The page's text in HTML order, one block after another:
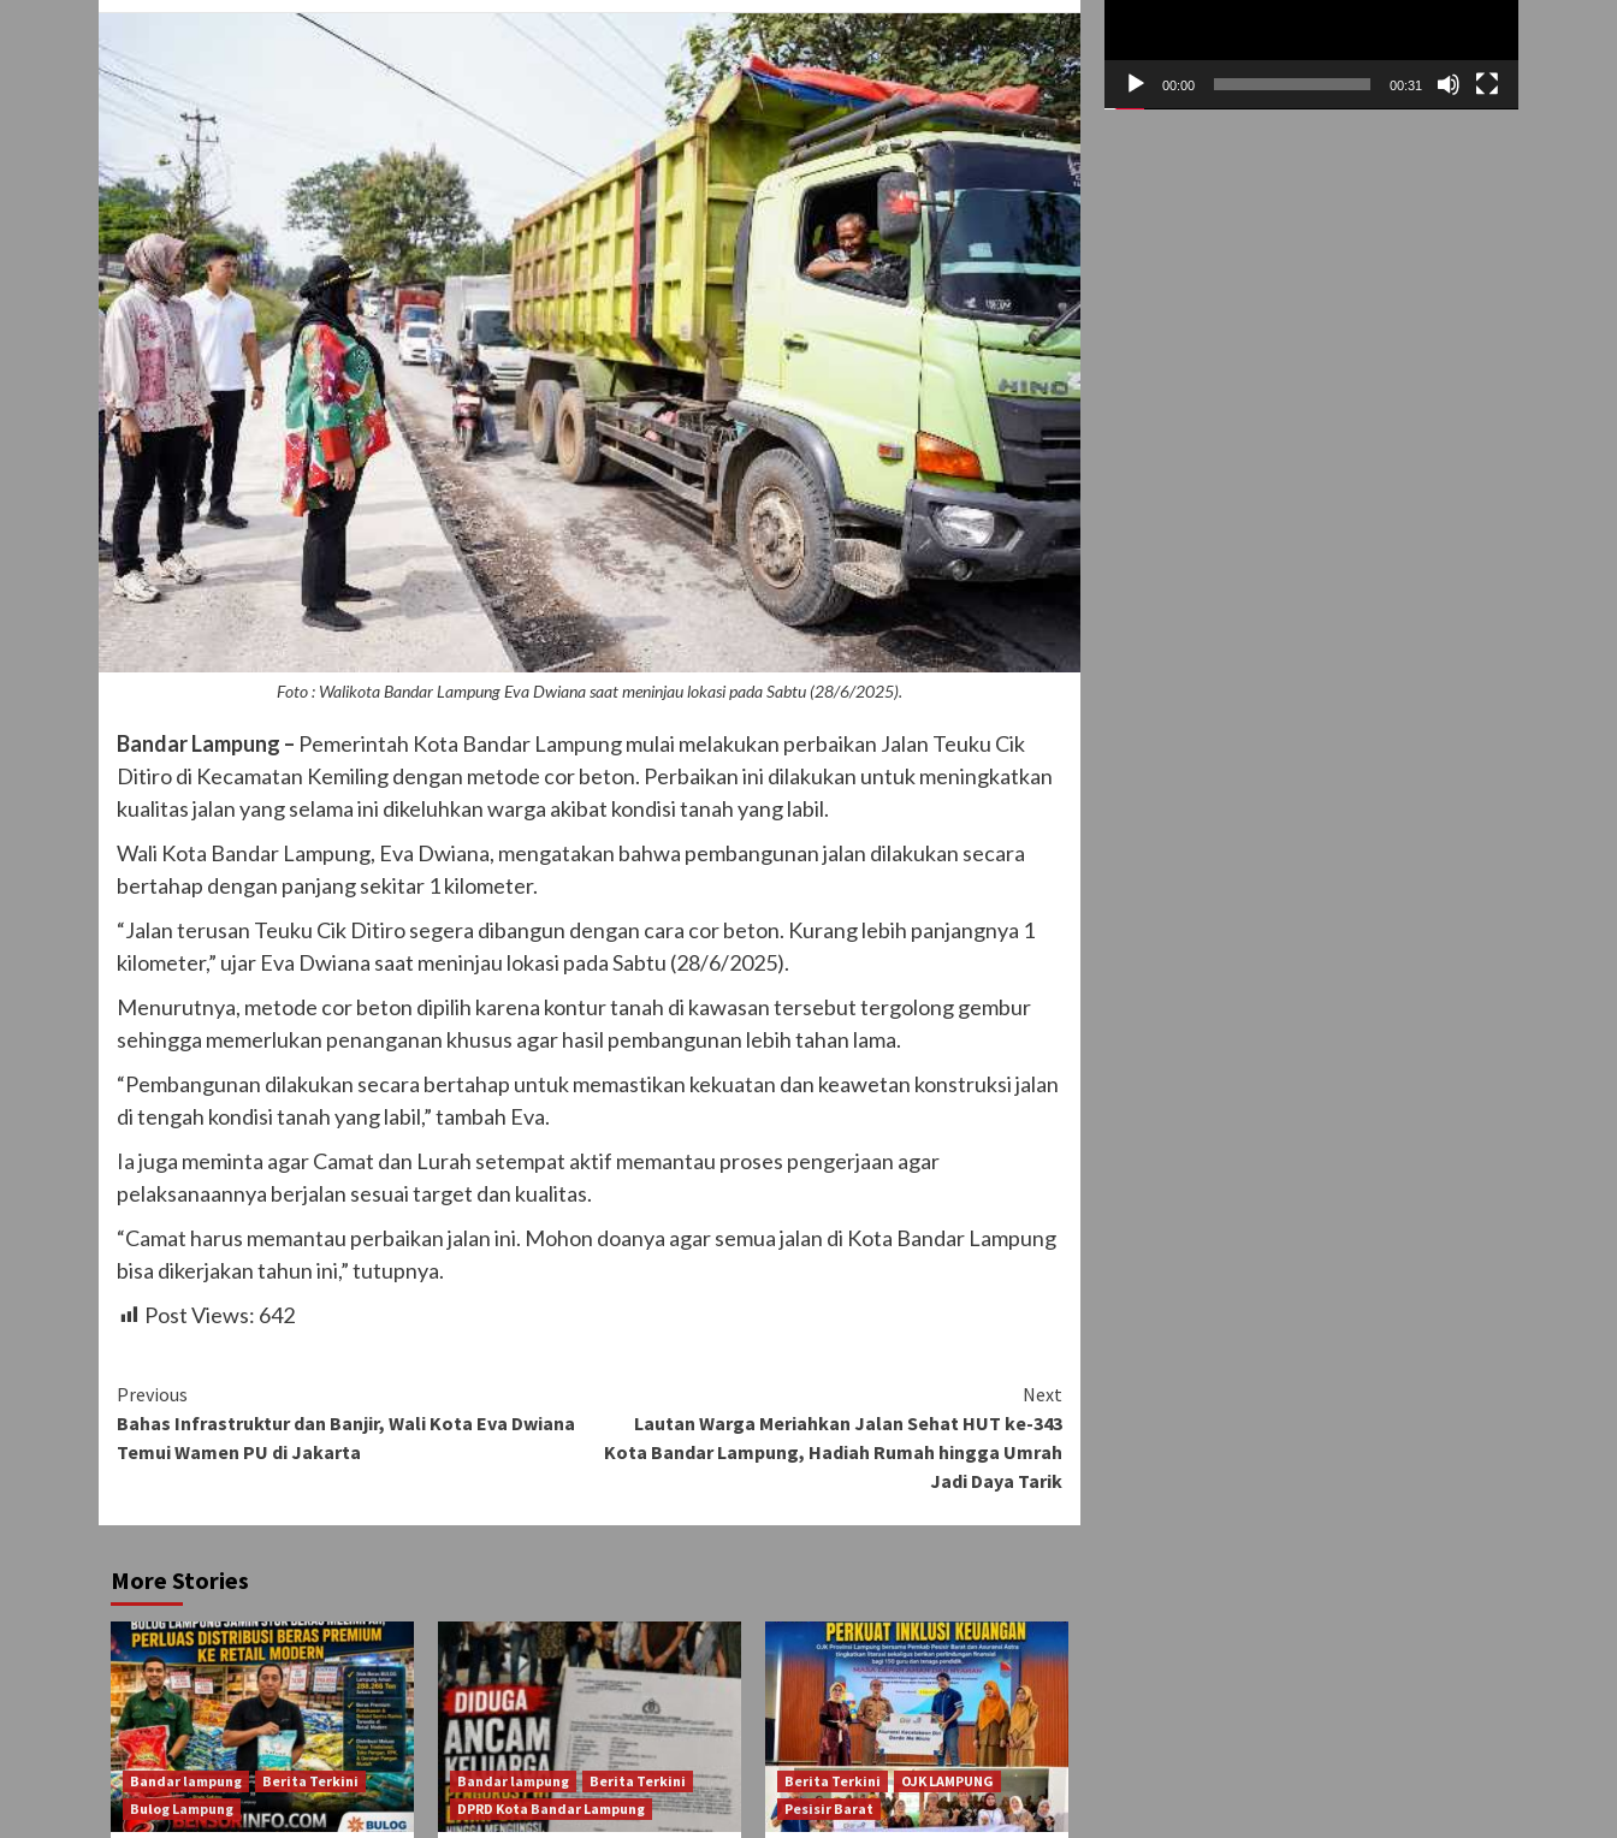
Foto : Walikota Bandar Lampung Eva Dwiana saat meninjau lokasi pada Sabtu (28/6/2025).
Bandar Lampung – Pemerintah Kota Bandar Lampung mulai melakukan perbaikan Jalan Teuku Cik
Ditiro di Kecamatan Kemiling dengan metode cor beton. Perbaikan ini dilakukan untuk meningkatkan
kualitas jalan yang selama ini dikeluhkan warga akibat kondisi tanah yang labil.
Wali Kota Bandar Lampung, Eva Dwiana, mengatakan bahwa pembangunan jalan dilakukan secara
bertahap dengan panjang sekitar 1 kilometer.
“Jalan terusan Teuku Cik Ditiro segera dibangun dengan cara cor beton. Kurang lebih panjangnya 1
kilometer,” ujar Eva Dwiana saat meninjau lokasi pada Sabtu (28/6/2025).
Menurutnya, metode cor beton dipilih karena kontur tanah di kawasan tersebut tergolong gembur
sehingga memerlukan penanganan khusus agar hasil pembangunan lebih tahan lama.
“Pembangunan dilakukan secara bertahap untuk memastikan kekuatan dan keawetan konstruksi jalan
di tengah kondisi tanah yang labil,” tambah Eva.
Ia juga meminta agar Camat dan Lurah setempat aktif memantau proses pengerjaan agar
pelaksanaannya berjalan sesuai target dan kualitas.
“Camat harus memantau perbaikan jalan ini. Mohon doanya agar semua jalan di Kota Bandar Lampung
bisa dikerjakan tahun ini,” tutupnya.
Post Views: 642
Continue
Reading
Previous
Bahas Infrastruktur dan Banjir, Wali Kota Eva Dwiana
Temui Wamen PU di Jakarta
Next
Lautan Warga Meriahkan Jalan Sehat HUT ke-343
Kota Bandar Lampung, Hadiah Rumah hingga Umrah
Jadi Daya Tarik
More Stories
Bandar lampung
Berita Terkini
Bulog Lampung
Bandar lampung
Berita Terkini
DPRD Kota Bandar Lampung
Berita Terkini
OJK LAMPUNG
Pesisir Barat
00:00 00:31